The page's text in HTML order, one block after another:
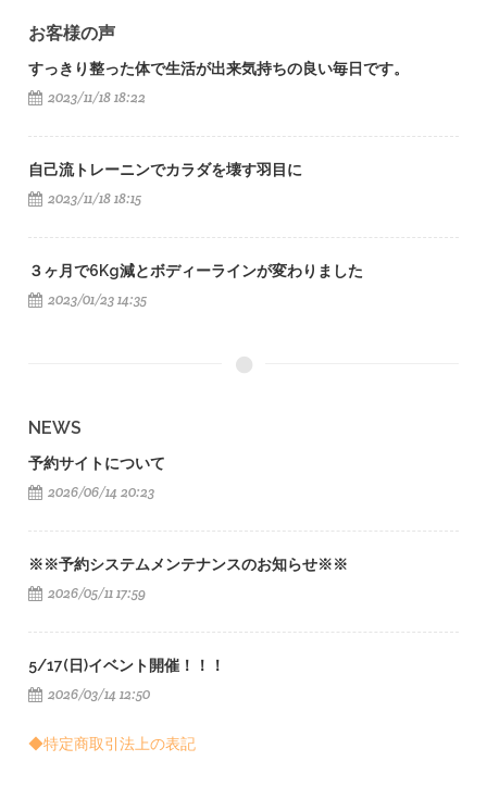
お客様の声
すっきり整った体で生活が出来気持ちの良い毎日です。
2023/11/18 18:22
自己流トレーニンでカラダを壊す羽目に
2023/11/18 18:15
３ヶ月で6Kg減とボディーラインが変わりました
2023/01/23 14:35
NEWS
予約サイトについて
2026/06/14 20:23
※※予約システムメンテナンスのお知らせ※※
2026/05/11 17:59
5/17(日)イベント開催！！！
2026/03/14 12:50
◆特定商取引法上の表記